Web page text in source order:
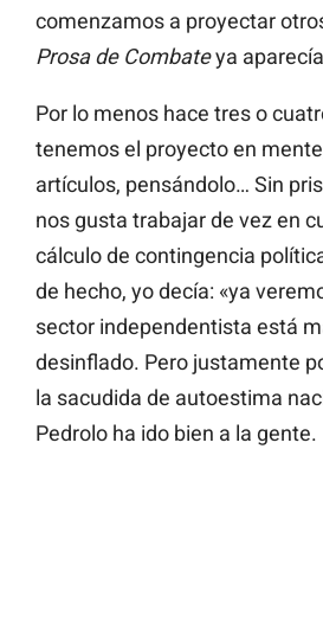
comenzamos a proyectar
Prosa de Combateya
Por lo menos hace tres o
tenemos el proyecto en
artículos, pensándolo… Sin
nos gusta trabajar de vez en
cálculo de contingencia
de hecho, yo decía: «ya
sector independentista está
desinflado. Pero justamente
la sacudida de autoestima
Pedrolo ha ido bien a la gente.